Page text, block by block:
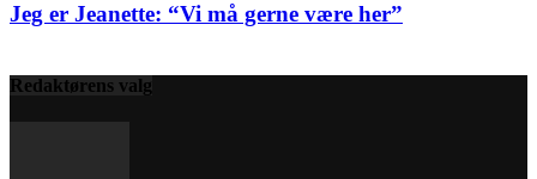
Jeg er Jeanette: “Vi må gerne være her”
Redaktørens valg